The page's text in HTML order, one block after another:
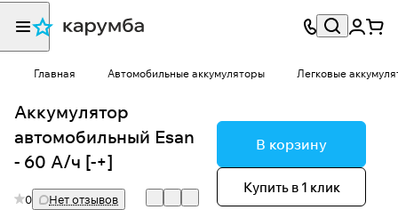
Главная Автомобильные аккумуляторы Легковые
Аккумулятор
автомобильный Esan
- 60 А/ч [-+]
0
Нет отзывов
В корзину
Купить в 1 клик